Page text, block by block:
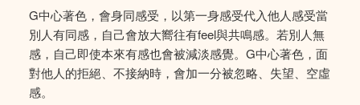
G中心著色，會身同感受，以第一身感受代入他人感受當
別人有同感，自己會放大嚮往有feel與共鳴感。若別人無
感，自己即使本來有感也會被減淡感覺。G中心著色，面
對他人的拒絕、不接納時，會加一分被忽略、失望、空虛
感。